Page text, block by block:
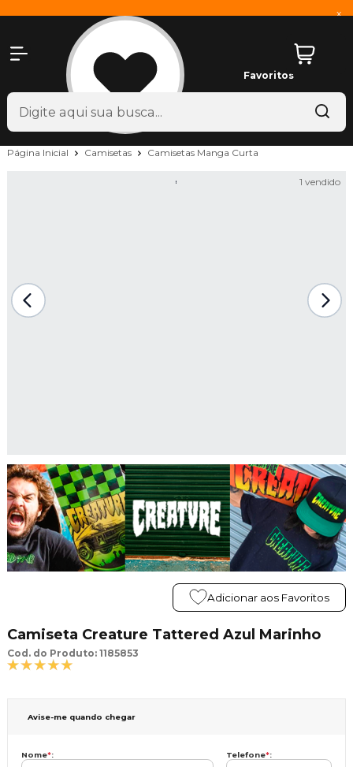
x
Favoritos
Página Inicial Camisetas Camisetas Manga Curta
1 vendido
Adicionar aos Favoritos
Camiseta Creature Tattered Azul Marinho
Cod. do Produto: 1185853
Avise-me quando chegar
Nome*: Telefone*: